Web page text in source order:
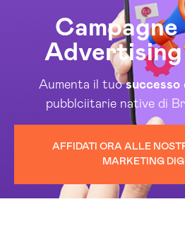
Aumenta il tuosuccesso
pubblciitarie native di
AFFIDATI ORA ALLE
MARKETING